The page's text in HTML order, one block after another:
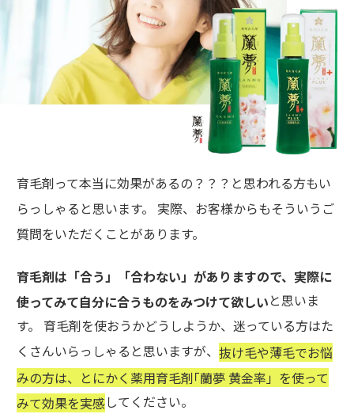
育毛剤って本当に効果があるの？？？と思われる方もい
らっしゃると思います。 実際、お客様からもそういうご
質問をいただくことがあります。
育毛剤は「合う」「合わない」がありますので、実際に
使ってみて自分に合うものをみつけて欲しいと思いま
す。 育毛剤を使おうかどうしようか、迷っている方はた
くさんいらっしゃると思いますが、 抜け毛や薄毛でお悩
みの方は、とにかく薬用育毛剤｢蘭夢 黄金率」を使って
みて効果を実感してください。